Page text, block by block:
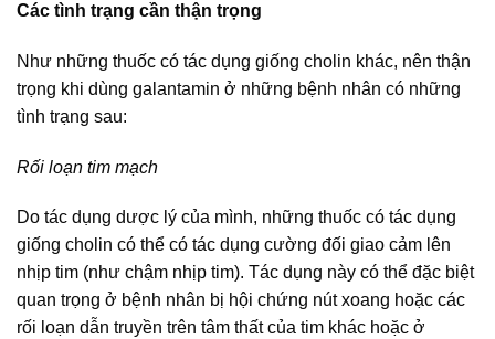
Các tình trạng cần thận trọng
Như những thuốc có tác dụng giống cholin khác, nên thận
trọng khi dùng galantamin ở những bệnh nhân có những
tình trạng sau:
Rối loạn tim mạch
Do tác dụng dược lý của mình, những thuốc có tác dụng
giống cholin có thể có tác dụng cường đối giao cảm lên
nhịp tim (như chậm nhịp tim). Tác dụng này có thể đặc biệt
quan trọng ở bệnh nhân bị hội chứng nút xoang hoặc các
rối loạn dẫn truyền trên tâm thất của tim khác hoặc ở